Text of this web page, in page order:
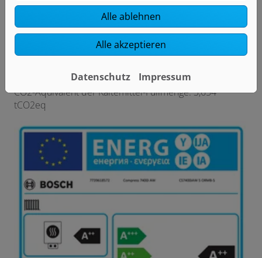
umwelttechnischer Hinweis: Enthält fluorierte
Treibhausgase
Kältemitteltyp: R410A
Treibhauspotenzial des Kältemittels: 2088 kgCO2eq
Kältemittel-Füllmenge: 1,75 kg
CO2-Äquivalent der Kältemittel-Füllmenge: 3,654
tCO2eq
Alle ablehnen
Alle akzeptieren
Datenschutz Impressum